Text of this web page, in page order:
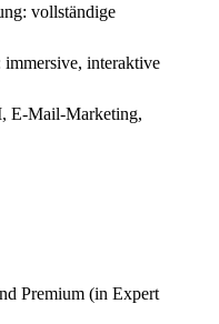
vollständige
interaktive
E-Mail-Marketing,
Premium (in Expert